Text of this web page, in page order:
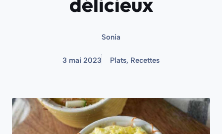
Sonia
3 mai 2023 Plats, Recettes